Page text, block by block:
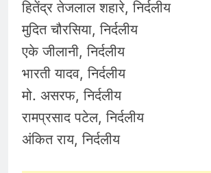
हितेंद्र तेजलाल शहारे, निर्दलीय
मुदित चौरसिया, निर्दलीय
एके जीलानी, निर्दलीय
भारती यादव, निर्दलीय
मो. असरफ, निर्दलीय
रामप्रसाद पटेल, निर्दलीय
अंकित राय, निर्दलीय